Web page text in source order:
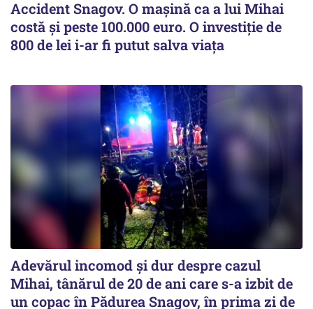
Accident Snagov. O mașină ca a lui Mihai
costă și peste 100.000 euro. O investiție de
800 de lei i-ar fi putut salva viața
Adevărul incomod și dur despre cazul
Mihai, tânărul de 20 de ani care s-a izbit de
un copac în Pădurea Snagov, în prima zi de